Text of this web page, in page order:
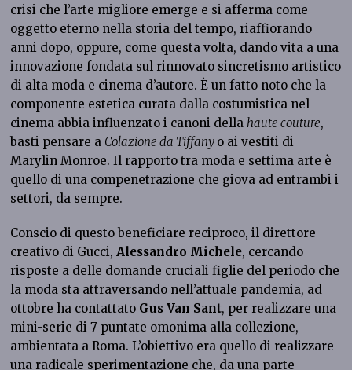
crisi che l’arte migliore emerge e si afferma come
oggetto eterno nella storia del tempo, riaffiorando
anni dopo, oppure, come questa volta, dando vita a una
innovazione fondata sul rinnovato sincretismo artistico
di alta moda e cinema d’autore. È un fatto noto che la
componente estetica curata dalla costumistica nel
cinema abbia influenzato i canoni della haute couture,
basti pensare a Colazione da Tiffany o ai vestiti di
Marylin Monroe. Il rapporto tra moda e settima arte è
quello di una compenetrazione che giova ad entrambi i
settori, da sempre.
Conscio di questo beneficiare reciproco, il direttore
creativo di Gucci,Alessandro Michele, cercando
risposte a delle domande cruciali figlie del periodo che
la moda sta attraversando nell’attuale pandemia, ad
ottobre ha contattato Gus Van Sant, per realizzare una
mini-serie di 7 puntate omonima alla collezione,
ambientata a Roma. L’obiettivo era quello di realizzare
una radicale sperimentazione che, da una parte